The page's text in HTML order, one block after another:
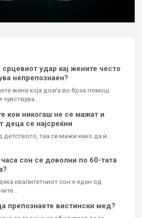
удар кај жените често
непрепознаен?
жена која доаѓа во брза помош
чувствува…
кои никогаш не се мажат и
деца се најсреќни
детството, таа се мажи како да ѝ…
сон се доволни по 60-тата
квалитетниот сон е еден од
препознаете вистински мед?